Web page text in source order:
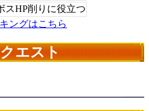
スHP削りに役立つ
ングはこちら
エスト